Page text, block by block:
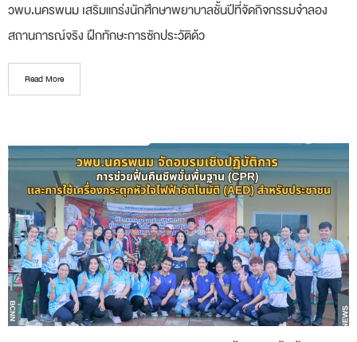
วพบ.นครพนม เสริมแกร่งนักศึกษาพยาบาลชั้นปีที่จัดกิจกรรมจำลอง
สถานการณ์จริง ฝึกทักษะการซักประวัติด้ว
Read More